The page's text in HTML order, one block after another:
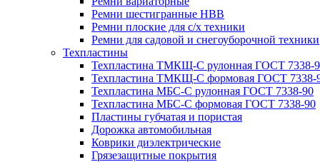
Ремни шестигранные HBB
Ремни плоские для с/х техники
Ремни для садовой и снегоуборочной техники
Техпластины
Техпластина ТМКЩ-С рулонная ГОСТ 7338-
Техпластина ТМКЩ-С формовая ГОСТ 7338-
Техпластина МБС-С рулонная ГОСТ 7338-90
Техпластина МБС-С формовая ГОСТ 7338-90
Пластины губчатая и пористая
Дорожка автомобильная
Коврики диэлектрические
Грязезащитные покрытия